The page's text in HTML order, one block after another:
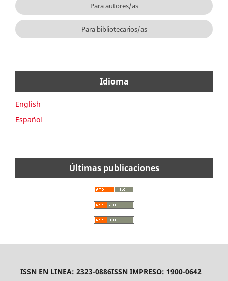
Para autores/as
Para bibliotecarios/as
Idioma
English
Español
Últimas publicaciones
ISSN EN LINEA: 2323-0886ISSN IMPRESO: 1900-0642